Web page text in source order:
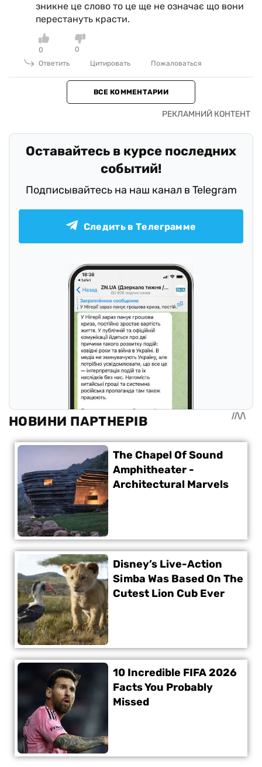
зникне це слово то це ще не означає що вони
перестануть красти.
0
0
Ответить
Цитировать Пожаловаться
ВСЕ КОММЕНТАРИИ
Оставайтесь в курсе последних
событий!
Подписывайтесь на наш канал в Telegram
Следить в Телеграмме